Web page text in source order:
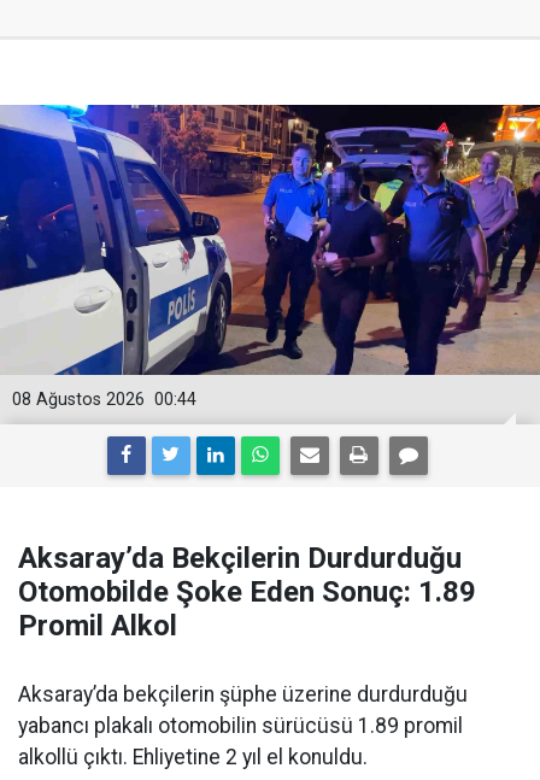
00:44
08 Ağustos 2026
Aksaray’da Bekçilerin Durdurduğu
Otomobilde Şoke Eden Sonuç: 1.89
Promil Alkol
Aksaray’da bekçilerin şüphe üzerine durdurduğu
yabancı plakalı otomobilin sürücüsü 1.89 promil
alkollü çıktı. Ehliyetine 2 yıl el konuldu.